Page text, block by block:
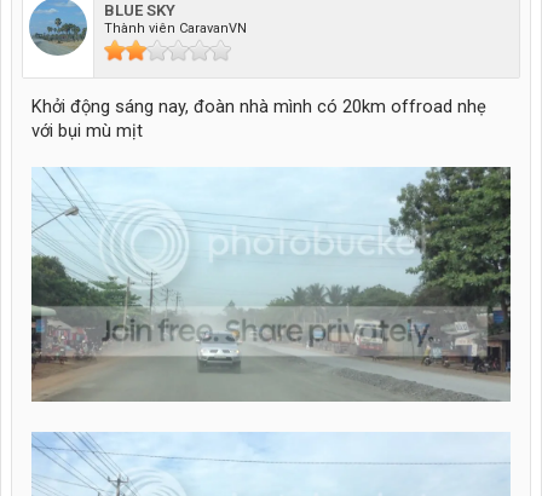
BLUE SKY
Thành viên CaravanVN
Khởi động sáng nay, đoàn nhà mình có 20km offroad nhẹ
với bụi mù mịt